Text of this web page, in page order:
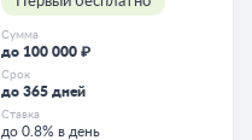
Сумма
до 100 000 ₽
Срок
до 365 дней
Ставка
до 0.8% в день